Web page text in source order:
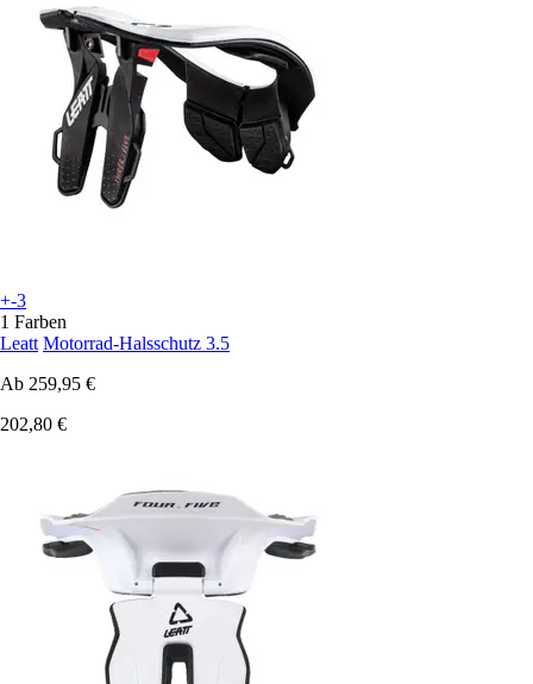
+-3
1 Farben
Leatt Motorrad-Halsschutz 3.5
Ab 259,95 €
202,80 €